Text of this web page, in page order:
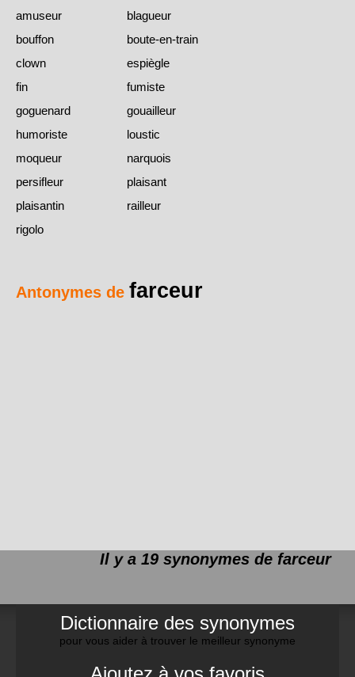
amuseur
blagueur
bouffon
boute-en-train
clown
espiègle
fin
fumiste
goguenard
gouailleur
humoriste
loustic
moqueur
narquois
persifleur
plaisant
plaisantin
railleur
rigolo
Antonymes de farceur
Il y a 19 synonymes de farceur
Dictionnaire des synonymes
pour vous aider à trouver le meilleur synonyme